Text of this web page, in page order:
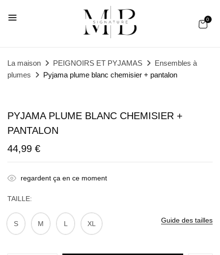
0
La maison PEIGNOIRS ET PYJAMAS
Ensembles à
plumes
Pyjama plume blanc chemisier + pantalon
PYJAMA PLUME BLANC CHEMISIER +
PANTALON
44,99 €
regardent ça en ce moment
Guide des tailles
TAILLE
S M L XL